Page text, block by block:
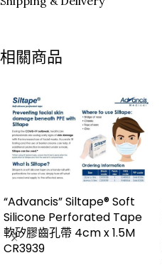
相關商品
“Advancis” Siltape® Soft
Silicone Perforated Tape
軟矽膠齒孔帶 4cm x 1.5M
CR3939